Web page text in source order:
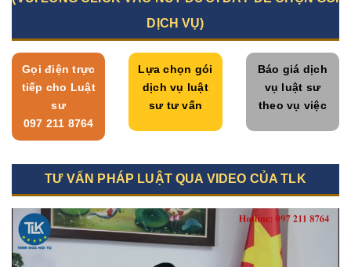
DỊCH VỤ)
Gọi điện trực
tiếp cho Luật
sư
097 211 8764
Lựa chọn gói
dịch vụ luật
sư tư vấn
Báo giá dịch
vụ luật sư
theo vụ việc
TƯ VẤN PHÁP LUẬT QUA VIDEO CỦA TLK